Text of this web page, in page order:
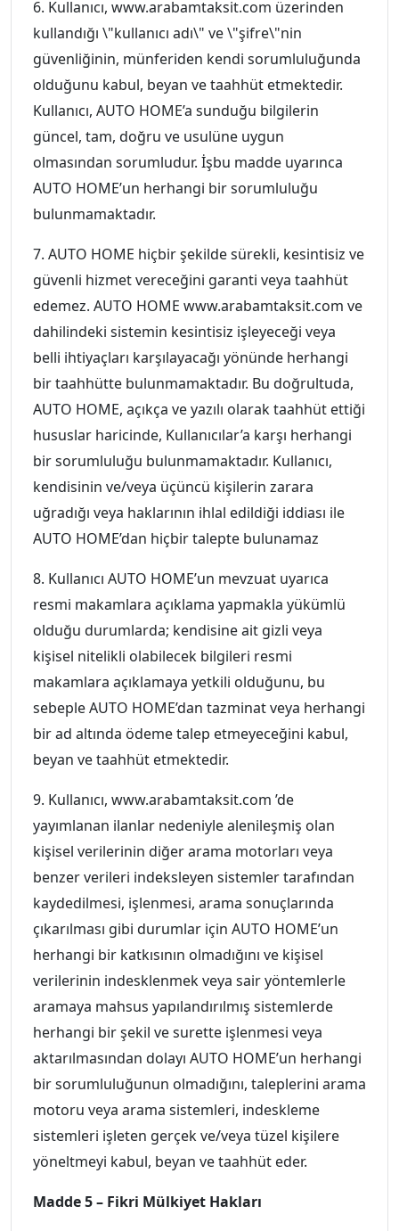
6. Kullanıcı, www.arabamtaksit.com üzerinden
kullandığı \"kullanıcı adı\" ve \"şifre\"nin
güvenliğinin, münferiden kendi sorumluluğunda
olduğunu kabul, beyan ve taahhüt etmektedir.
Kullanıcı, AUTO HOME’a sunduğu bilgilerin
güncel, tam, doğru ve usulüne uygun
olmasından sorumludur. İşbu madde uyarınca
AUTO HOME’un herhangi bir sorumluluğu
bulunmamaktadır.
7. AUTO HOME hiçbir şekilde sürekli, kesintisiz ve
güvenli hizmet vereceğini garanti veya taahhüt
edemez. AUTO HOME www.arabamtaksit.com ve
dahilindeki sistemin kesintisiz işleyeceği veya
belli ihtiyaçları karşılayacağı yönünde herhangi
bir taahhütte bulunmamaktadır. Bu doğrultuda,
AUTO HOME, açıkça ve yazılı olarak taahhüt ettiği
hususlar haricinde, Kullanıcılar’a karşı herhangi
bir sorumluluğu bulunmamaktadır. Kullanıcı,
kendisinin ve/veya üçüncü kişilerin zarara
uğradığı veya haklarının ihlal edildiği iddiası ile
AUTO HOME’dan hiçbir talepte bulunamaz
8. Kullanıcı AUTO HOME’un mevzuat uyarıca
resmi makamlara açıklama yapmakla yükümlü
olduğu durumlarda; kendisine ait gizli veya
kişisel nitelikli olabilecek bilgileri resmi
makamlara açıklamaya yetkili olduğunu, bu
sebeple AUTO HOME’dan tazminat veya herhangi
bir ad altında ödeme talep etmeyeceğini kabul,
beyan ve taahhüt etmektedir.
9. Kullanıcı, www.arabamtaksit.com ’de
yayımlanan ilanlar nedeniyle alenileşmiş olan
kişisel verilerinin diğer arama motorları veya
benzer verileri indeksleyen sistemler tarafından
kaydedilmesi, işlenmesi, arama sonuçlarında
çıkarılması gibi durumlar için AUTO HOME’un
herhangi bir katkısının olmadığını ve kişisel
verilerinin indesklenmek veya sair yöntemlerle
aramaya mahsus yapılandırılmış sistemlerde
herhangi bir şekil ve surette işlenmesi veya
aktarılmasından dolayı AUTO HOME’un herhangi
bir sorumluluğunun olmadığını, taleplerini arama
motoru veya arama sistemleri, indeskleme
sistemleri işleten gerçek ve/veya tüzel kişilere
yöneltmeyi kabul, beyan ve taahhüt eder.
Madde 5 – Fikri Mülkiyet Hakları